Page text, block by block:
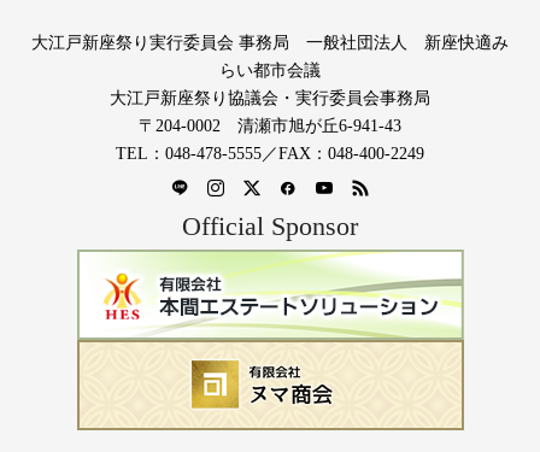
大江戸新座祭り実行委員会 事務局 一般社団法人 新座快適み
らい都市会議
大江戸新座祭り協議会・実行委員会事務局
〒204-0002 清瀬市旭が丘6-941-43
TEL：048-478-5555／FAX：048-400-2249
Official Sponsor